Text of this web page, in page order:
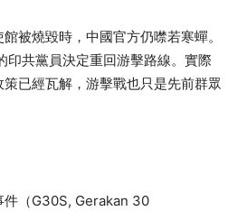
被燒毀時，中國官方仍噤若寒蟬。
印共黨員決定重回游擊路線。實際
已經瓦解，游擊戰也只是先前群眾
件（G30S, Gerakan 30